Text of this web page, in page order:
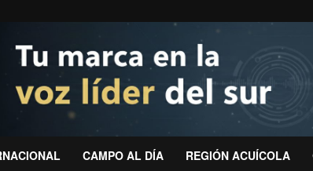
CAMPO AL DÍA REGIÓN ACUÍCOLA